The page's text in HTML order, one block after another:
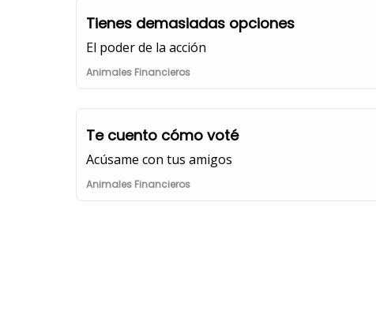
Tienes demasiadas opciones
El poder de la acción
Animales Financieros
Te cuento cómo voté
Acúsame con tus amigos
Animales Financieros